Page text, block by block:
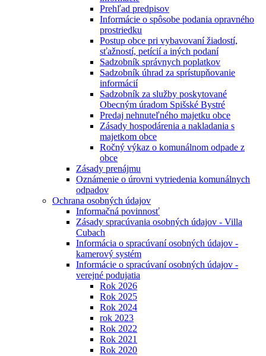
Prehľad predpisov
Informácie o spôsobe podania opravného
prostriedku
Postup obce pri vybavovaní žiadostí,
sťažností, petícií a iných podaní
Sadzobník správnych poplatkov
Sadzobník úhrad za sprístupňovanie
informácií
Sadzobník za služby poskytované
Obecným úradom Spišské Bystré
Predaj nehnuteľného majetku obce
Zásady hospodárenia a nakladania s
majetkom obce
Ročný výkaz o komunálnom odpade z
obce
Zásady prenájmu
Oznámenie o úrovni vytriedenia komunálnych
odpadov
Ochrana osobných údajov
Informačná povinnosť
Zásady spracúvania osobných údajov - Villa
Cubach
Informácia o spracúvaní osobných údajov -
kamerový systém
Informácie o spracúvaní osobných údajov -
verejné podujatia
Rok 2026
Rok 2025
Rok 2024
rok 2023
Rok 2022
Rok 2021
Rok 2020